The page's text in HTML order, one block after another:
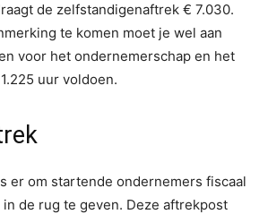
de zelfstandigenaftrek € 7.030.
te komen moet je wel aan
voor het ondernemerschap en het
uur voldoen.
er om startende ondernemers fiscaal
de rug te geven. Deze aftrekpost